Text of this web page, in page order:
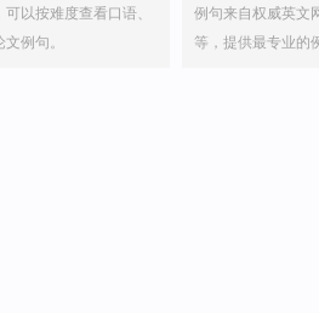
以按难度查看口语、
例句。
例句来自权威英文
等，提供最专业的